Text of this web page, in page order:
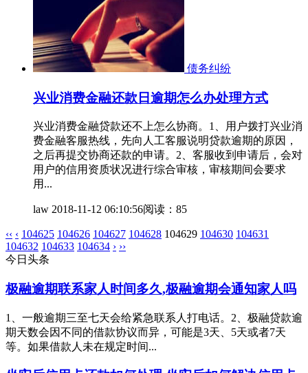
债务纠纷
兴业消费金融还款日逾期怎么办处理方式
兴业消费金融贷款还不上怎么协商。1、用户拨打兴业消
费金融客服热线，先向人工客服说明贷款逾期的原因，
之后再提交协商还款的申请。2、客服收到申请后，会对
用户的信用资质状况进行综合审核，审核期间会要求
用...
law 2018-11-12 06:10:56阅读：85
‹‹ ‹ 104625 104626 104627 104628 104629 104630 104631
104632 104633 104634 › ››
今日头条
极融逾期联系家人时间多久,极融逾期会通知家人吗
1、一般逾期三至七天会给紧急联系人打电话。2、极融贷款逾
期天数会因不同的借款协议而异，可能是3天、5天或者7天
等。如果借款人未在规定时间...